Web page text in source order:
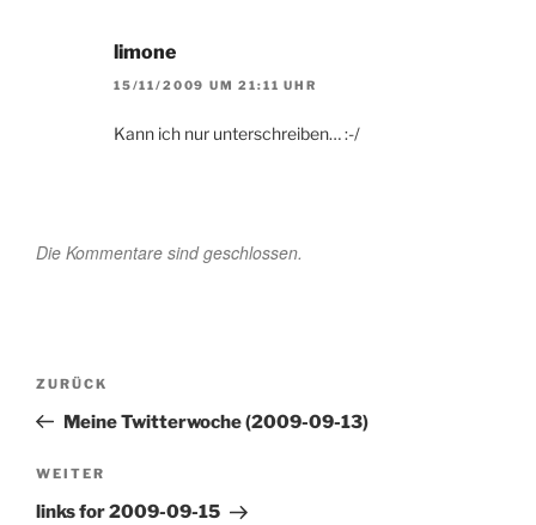
limone
15/11/2009 UM 21:11 UHR
Kann ich nur unterschreiben… :-/
Die Kommentare sind geschlossen.
Beitragsnavigation
Vorheriger
Beitrag
ZURÜCK
Meine Twitterwoche (2009-09-13)
Nächster
Beitrag
WEITER
links for 2009-09-15